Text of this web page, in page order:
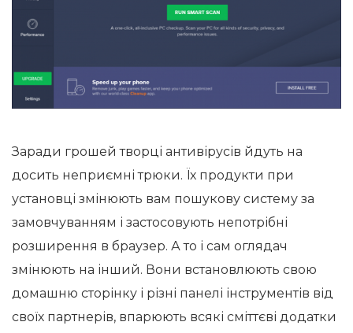
Заради грошей творці антивірусів йдуть на
досить неприємні трюки. Їх продукти при
установці змінюють вам пошукову систему за
замовчуванням і застосовують непотрібні
розширення в браузер. А то і сам оглядач
змінюють на інший. Вони встановлюють свою
домашню сторінку і різні панелі інструментів від
своїх партнерів, впарюють всякі сміттєві додатки